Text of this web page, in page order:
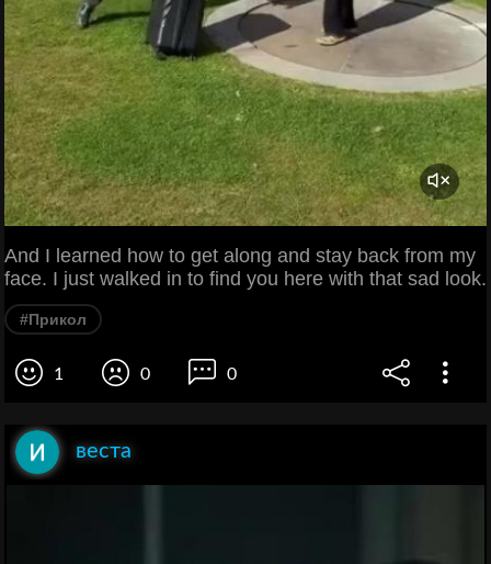
And I learned how to get along and stay back from my
face. I just walked in to find you here with that sad look.
#Прикол
1 0 0
веста